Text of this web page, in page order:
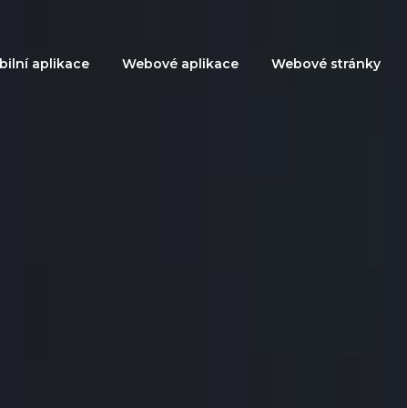
aplikace Webové aplikace Webové stránky